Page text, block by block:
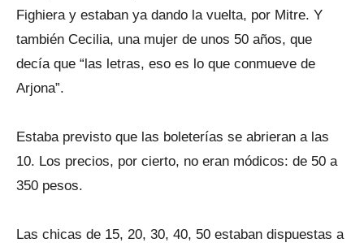
Fighiera y estaban ya dando la vuelta, por Mitre. Y
también Cecilia, una mujer de unos 50 años, que
decía que “las letras, eso es lo que conmueve de
Arjona”.
Estaba previsto que las boleterías se abrieran a las
10. Los precios, por cierto, no eran módicos: de 50 a
350 pesos.
Las chicas de 15, 20, 30, 40, 50 estaban dispuestas a